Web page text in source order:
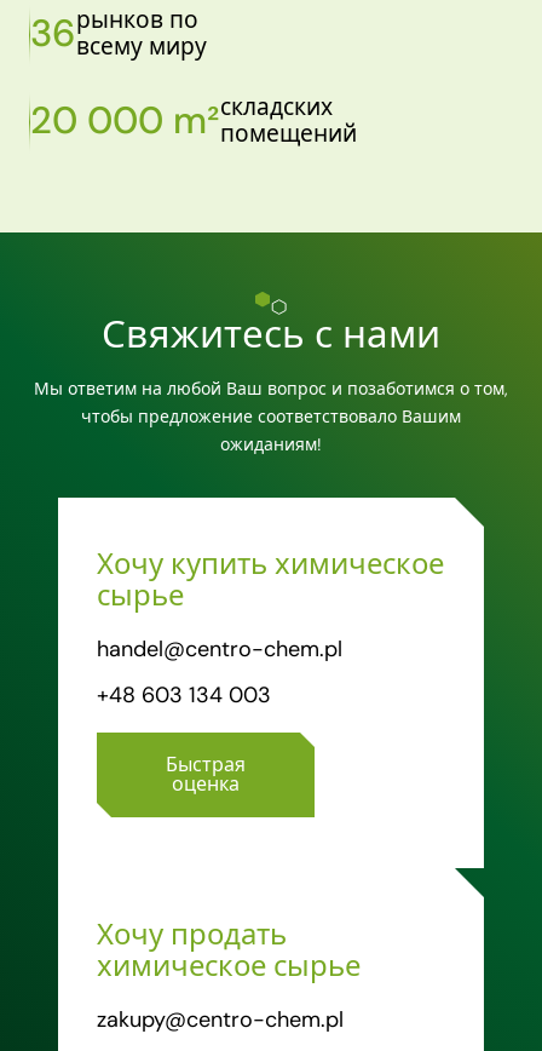
36рынков по
всему миру
20 000 m²складских
помещений
Свяжитесь с нами
Мы ответим на любой Ваш вопрос и позаботимся о том,
чтобы предложение соответствовало Вашим
ожиданиям!
Хочу купить химическое
сырье
handel@centro-chem.pl
+48 603 134 003
Быстрая
оценка
Хочу продать
химическое сырье
zakupy@centro-chem.pl